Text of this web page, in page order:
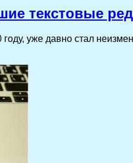
текстовые
уже давно стал